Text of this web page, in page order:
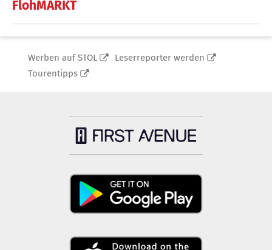
FlohMARKT
Werben auf STOL
Leserreporter werden
Tourentipps